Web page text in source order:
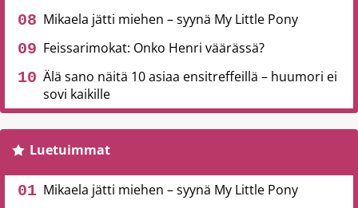
Mikaela jätti miehen – syynä My Little Pony
Feissarimokat: Onko Henri väärässä?
Älä sano näitä 10 asiaa ensitreffeillä – huumori ei
sovi kaikille
Luetuimmat
Mikaela jätti miehen – syynä My Little Pony